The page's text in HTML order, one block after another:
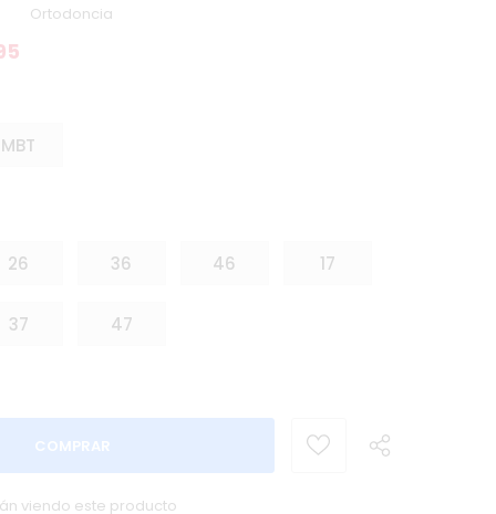
Ortodoncia
MBT
26 36 46 17
37 47
viendo este producto